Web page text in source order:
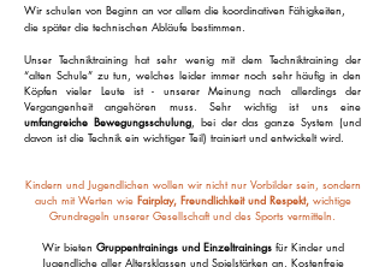
Wir schulen von Beginn an vor allem die koordinativen Fähigkeiten,
die später die technischen Abläufe bestimmen.
Unser Techniktraining hat sehr wenig mit dem Techniktraining der
“alten Schule” zu tun, welches leider immer noch sehr häufig in den
Köpfen vieler Leute ist - unserer Meinung nach allerdings der
Vergangenheit angehören muss. Sehr wichtig ist uns eine
umfangreiche Bewegungsschulung, bei der das ganze System (und
davon ist die Technik ein wichtiger Teil) trainiert und entwickelt wird.
Kindern und Jugendlichen wollen wir nicht nur Vorbilder sein, sondern
auch mit Werten wieFairplay, Freundlichkeit und Respekt,wichtige
Grundregeln unserer Gesellschaft und des Sports vermitteln.
Wir bieten Gruppentrainings und Einzeltrainingsfür Kinder und
Jugendliche aller Altersklassen und Spielstärken an. Kostenfreie